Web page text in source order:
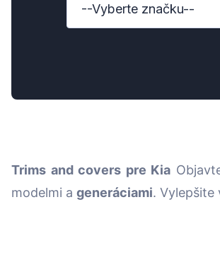
--Vyberte značku--
Trims and covers pre Kia
modelmi a generáciami. Vylepšite